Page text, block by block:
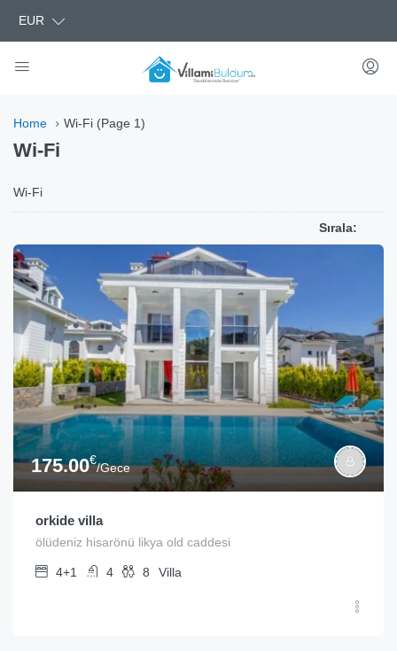
EUR
Home Wi-Fi (Page 1)
Wi-Fi
Wi-Fi
Sırala:
175.00€
/Gece
orkide villa
ölüdeniz hisarönü likya old caddesi
4+1 4 8 Villa